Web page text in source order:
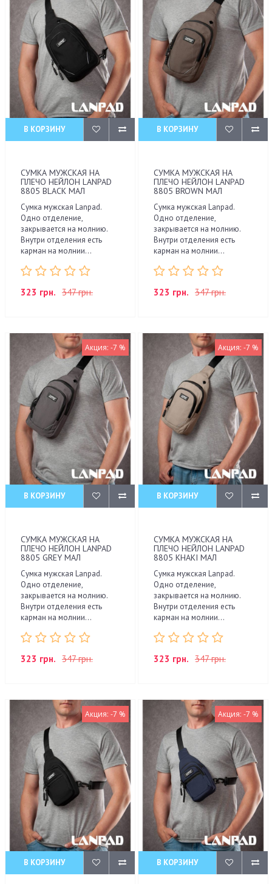
В КОРЗИНУ
СУМКА МУЖСКАЯ НА
ПЛЕЧО НЕЙЛОН LANPAD
8805 BLACK МАЛ
Сумка мужская Lanpad.
Одно отделение,
закрывается на молнию.
Внутри отделения есть
карман на молнии...
323 грн. 347 грн.
В КОРЗИНУ
СУМКА МУЖСКАЯ НА
ПЛЕЧО НЕЙЛОН LANPAD
8805 BROWN МАЛ
Сумка мужская Lanpad.
Одно отделение,
закрывается на молнию.
Внутри отделения есть
карман на молнии...
323 грн. 347 грн.
Акция: -7 %
В КОРЗИНУ
СУМКА МУЖСКАЯ НА
ПЛЕЧО НЕЙЛОН LANPAD
8805 GREY МАЛ
Сумка мужская Lanpad.
Одно отделение,
закрывается на молнию.
Внутри отделения есть
карман на молнии...
323 грн. 347 грн.
Акция: -7 %
В КОРЗИНУ
СУМКА МУЖСКАЯ НА
ПЛЕЧО НЕЙЛОН LANPAD
8805 KHAKI МАЛ
Сумка мужская Lanpad.
Одно отделение,
закрывается на молнию.
Внутри отделения есть
карман на молнии...
323 грн. 347 грн.
Акция: -7 %
В КОРЗИНУ
Акция: -7 %
В КОРЗИНУ